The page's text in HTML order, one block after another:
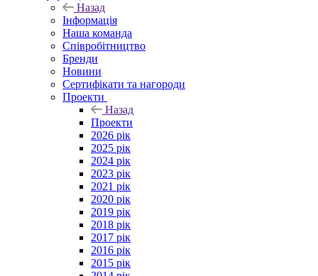
Назад
Інформація
Наша команда
Співробітництво
Бренди
Новини
Сертифікати та нагороди
Проекти
Назад
Проекти
2026 рік
2025 рік
2024 рік
2023 рік
2021 рік
2020 рік
2019 рік
2018 рік
2017 рік
2016 рік
2015 рік